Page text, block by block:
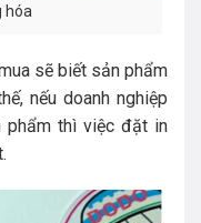
hóa
sẽ biết sản phẩm
nếu doanh nghiệp
phẩm thì việc đặt in